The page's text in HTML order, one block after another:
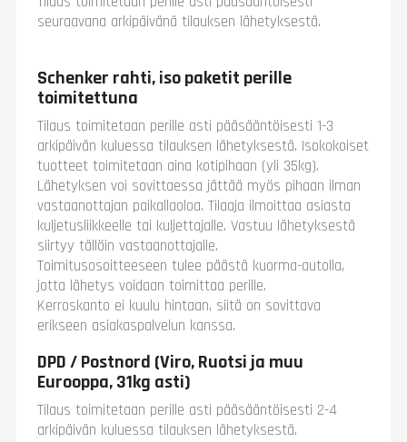
seuraavana arkipäivänä tilauksen lähetyksestä.
Schenker rahti, iso paketit perille
toimitettuna
Tilaus toimitetaan perille asti pääsääntöisesti 1-3
arkipäivän kuluessa tilauksen lähetyksestä. Isokokoiset
tuotteet toimitetaan aina kotipihaan (yli 35kg).
Lähetyksen voi sovittaessa jättää myös pihaan ilman
vastaanottajan paikallaoloa. Tilaaja ilmoittaa asiasta
kuljetusliikkeelle tai kuljettajalle. Vastuu lähetyksestä
siirtyy tällöin vastaanottajalle.
Toimitusosoitteeseen tulee päästä kuorma-autolla,
jotta lähetys voidaan toimittaa perille.
Kerroskanto ei kuulu hintaan, siitä on sovittava
erikseen asiakaspalvelun kanssa.
DPD / Postnord (Viro, Ruotsi ja muu
Eurooppa, 31kg asti)
Tilaus toimitetaan perille asti pääsääntöisesti 2-4
arkipäivän kuluessa tilauksen lähetyksestä.